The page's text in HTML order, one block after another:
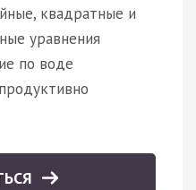
квадратные и
уравнения
по воде